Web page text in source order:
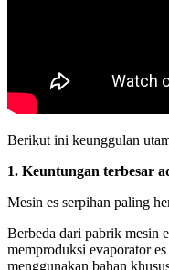
Berikut ini keunggulan
1. Keuntungan terbesar
Mesin es serpihan paling
Berbeda dari pabrik mesin
memproduksi evaporator
menggunakan bahan